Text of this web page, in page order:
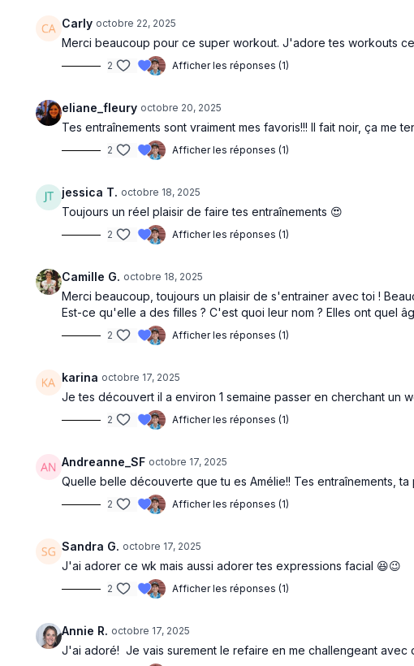
Carly octobre 22, 2025
Merci beaucoup pour ce super workout. J'adore tes workouts
2 Afficher les réponses (1)
eliane_fleury octobre 20, 2025
Tes entraînements sont vraiment mes favoris!!! Il fait noir, ça me
2 Afficher les réponses (1)
jessica T. octobre 18, 2025
Toujours un réel plaisir de faire tes entraînements 😍
2 Afficher les réponses (1)
Camille G. octobre 18, 2025
Merci beaucoup, toujours un plaisir de s'entrainer avec toi !
Est-ce qu'elle a des filles ? C'est quoi leur nom ? Elles ont quel
2 Afficher les réponses (1)
karina octobre 17, 2025
Je tes découvert il a environ 1 semaine passer en cherchant
2 Afficher les réponses (1)
Andreanne_SF octobre 17, 2025
Quelle belle découverte que tu es Amélie!! Tes entraînements,
2 Afficher les réponses (1)
Sandra G. octobre 17, 2025
J'ai adorer ce wk mais aussi adorer tes expressions facial 😆😉
2 Afficher les réponses (1)
Annie R. octobre 17, 2025
J'ai adoré! Je vais surement le refaire en me challengeant avec